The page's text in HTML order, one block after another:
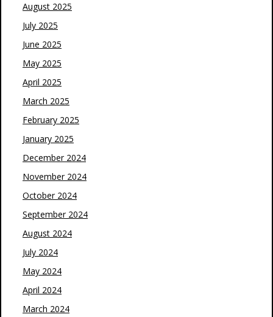
August 2025
July 2025
June 2025
May 2025
April 2025
March 2025
February 2025
January 2025
December 2024
November 2024
October 2024
September 2024
August 2024
July 2024
May 2024
April 2024
March 2024